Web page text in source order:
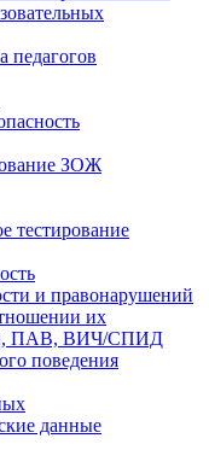
педагогов
ЗОЖ
тестирование
и правонарушений
их
ПАВ, ВИЧ/СПИД
поведения
данные